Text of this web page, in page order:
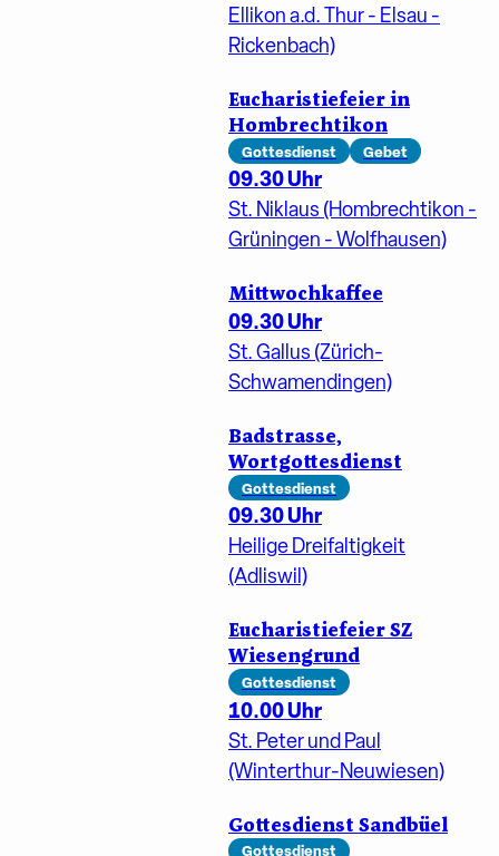
Ellikon a.d. Thur - Elsau -
Rickenbach)
Eucharistiefeier in
Hombrechtikon
Gottesdienst Gebet
09.30 Uhr
St. Niklaus (Hombrechtikon -
Grüningen - Wolfhausen)
Mittwochkaffee
09.30 Uhr
St. Gallus (Zürich-
Schwamendingen)
Badstrasse,
Wortgottesdienst
Gottesdienst
09.30 Uhr
Heilige Dreifaltigkeit
(Adliswil)
Eucharistiefeier SZ
Wiesengrund
Gottesdienst
10.00 Uhr
St. Peter und Paul
(Winterthur-Neuwiesen)
Gottesdienst Sandbüel
Gottesdienst